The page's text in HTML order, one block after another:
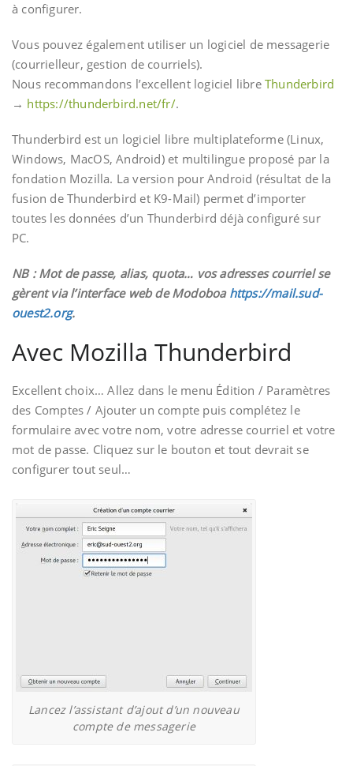
à configurer.
Vous pouvez également utiliser un logiciel de messagerie
(courrielleur, gestion de courriels).
Nous recommandons l’excellent logiciel libreThunderbird
→ https://thunderbird.net/fr/.
Thunderbird est un logiciel libre multiplateforme (Linux,
Windows, MacOS, Android) et multilingue proposé par la
fondation Mozilla. La version pour Android (résultat de la
fusion de Thunderbird et K9-Mail) permet d’importer
toutes les données d’un Thunderbird déjà configuré sur
PC.
NB : Mot de passe, alias, quota… vos adresses courriel se
gèrent via l’interface web de Modoboa https://mail.sud-
ouest2.org.
Avec Mozilla Thunderbird
Excellent choix… Allez dans le menu Édition / Paramètres
des Comptes / Ajouter un compte puis complétez le
formulaire avec votre nom, votre adresse courriel et votre
mot de passe. Cliquez sur le bouton et tout devrait se
configurer tout seul…
Lancez l’assistant d’ajout d’un nouveau
compte de messagerie